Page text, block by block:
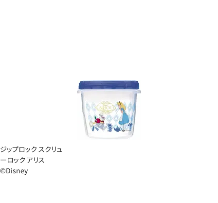
ジップロック スクリュ
ーロック アリス
©Disney